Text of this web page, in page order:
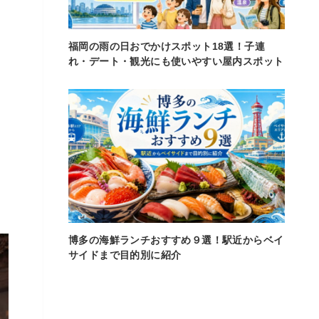
福岡の雨の日おでかけスポット18選！子連
れ・デート・観光にも使いやすい屋内スポット
博多の海鮮ランチおすすめ９選！駅近からベイ
サイドまで目的別に紹介